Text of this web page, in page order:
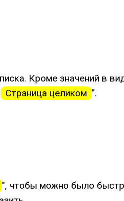
Кроме значений в
Страница целиком ".
", чтобы можно было